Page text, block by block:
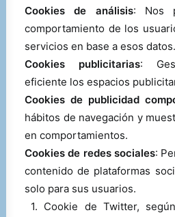
Cookies de análisis: Nos
comportamiento de los
servicios en base a esos datos.
Cookies publicitarias:
eficiente los espacios
Cookies de publicidad
hábitos de navegación y
en comportamientos.
Cookies de redes sociales:
contenido de plataformas
solo para sus usuarios.
1. Cookie de Twitter,